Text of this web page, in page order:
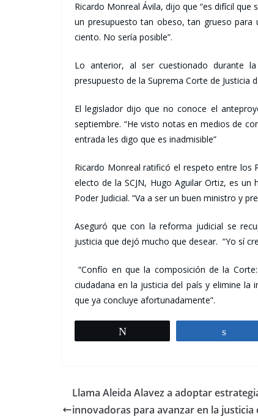
Ricardo Monreal Ávila, dijo que “es difícil
un presupuesto tan obeso, tan grueso
ciento. No sería posible”.
Lo anterior, al ser cuestionado durante
presupuesto de la Suprema Corte de Justicia
El legislador dijo que no conoce el
septiembre. “He visto notas en medios de
entrada les digo que es inadmisible”
Ricardo Monreal ratificó el respeto entre los
electo de la SCJN, Hugo Aguilar Ortiz, es
Poder Judicial. “Va a ser un buen ministro y
Aseguró que con la reforma judicial se
justicia que dejó mucho que desear. “Yo sí
“Confío en que la composición de la
ciudadana en la justicia del país y elimine
que ya concluye afortunadamente”.
Llama Aleida Alavez a adoptar
innovadoras para avanzar en la justicia